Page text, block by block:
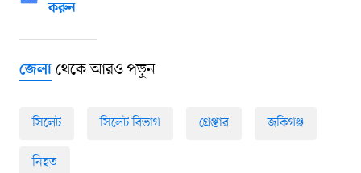
করুন
জেলাথেকে আরও পড়ুন
সিলেট সিলেট বিভাগ গ্রেপ্তার জকিগঞ্জ
নিহত